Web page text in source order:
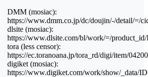
DMM (mosiac):
https://www.dmm.co.jp/dc/doujin/-/detail/=/
dlsite (mosiac):
https://www.dlsite.com/bl/work/=/product_id/
tora (less censor):
https://ec.toranoana.jp/tora_rd/digi/item/
digiket (mosiac):
https://www.digiket.com/work/show/_data/